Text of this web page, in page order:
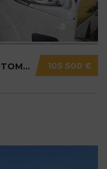
105 500 €
CI MAGIS SELEKT 67XT (CAIXA AUTOMÁTICA) N20....